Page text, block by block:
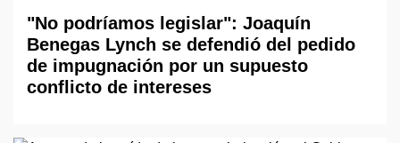
"No podríamos legislar": Joaquín
Benegas Lynch se defendió del pedido
de impugnación por un supuesto
conflicto de intereses